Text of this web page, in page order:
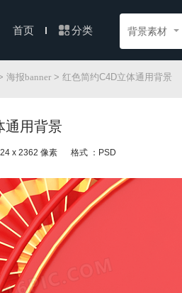
首页 分类 背景素材
海报banner > 红色简约C4D立体通用背景
通用背景
x 2362 像素 格式 ：PSD